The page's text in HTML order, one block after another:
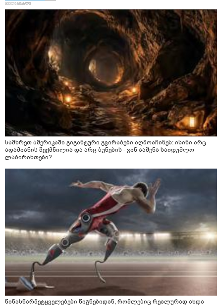
სამხრეთ ამერიკაში გიგანტური გვირაბები აღმოაჩინეს: ისინი არც
ადამიანის შექმნილია და არც ბუნების - ვინ ააშენა საიდუმლო
ლაბირინთები?
წინასწარმეტყველებები წიგნებიდან, რომლებიც რეალურად ახდა